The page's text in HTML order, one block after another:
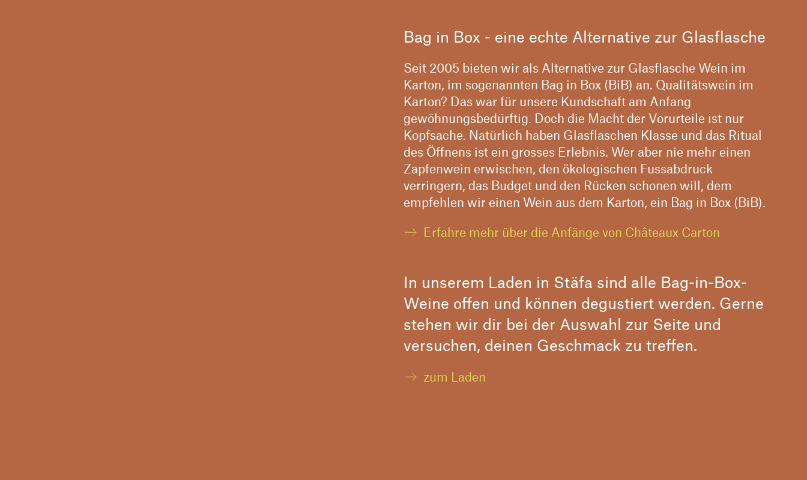
Bag in Box - eine echte Alternative zur Glasflasche
Seit 2005 bieten wir als Alternative zur Glasflasche Wein im
Karton, im sogenannten Bag in Box (BiB) an. Qualitätswein im
Karton? Das war für unsere Kundschaft am Anfang
gewöhnungsbedürftig. Doch die Macht der Vorurteile ist nur
Kopfsache. Natürlich haben Glasflaschen Klasse und das Ritual
des Öffnens ist ein grosses Erlebnis. Wer aber nie mehr einen
Zapfenwein erwischen, den ökologischen Fussabdruck
verringern, das Budget und den Rücken schonen will, dem
empfehlen wir einen Wein aus dem Karton, ein Bag in Box (BiB).
Erfahre mehr über die Anfänge von Châteaux Carton
In unserem Laden in Stäfa sind alle Bag-in-Box-
Weine offen und können degustiert werden. Gerne
stehen wir dir bei der Auswahl zur Seite und
versuchen, deinen Geschmack zu treffen.
zum Laden